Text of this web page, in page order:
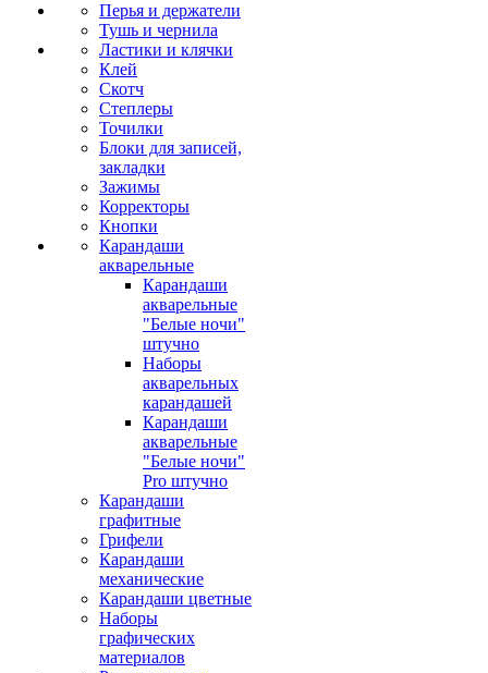
Перья и держатели
Тушь и чернила
Ластики и клячки
Клей
Скотч
Степлеры
Точилки
Блоки для записей,
закладки
Зажимы
Корректоры
Кнопки
Карандаши
акварельные
Карандаши
акварельные
"Белые ночи"
штучно
Наборы
акварельных
карандашей
Карандаши
акварельные
"Белые ночи"
Pro штучно
Карандаши
графитные
Грифели
Карандаши
механические
Карандаши цветные
Наборы
графических
материалов